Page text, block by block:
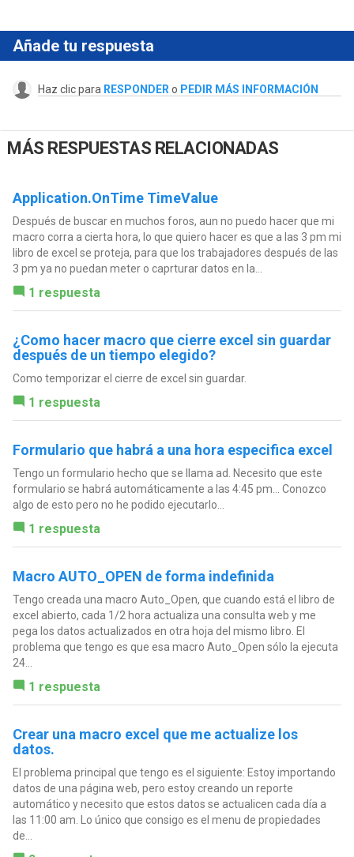
Añade tu respuesta
Haz clic para RESPONDER o PEDIR MÁS INFORMACIÓN
MÁS RESPUESTAS RELACIONADAS
Application.OnTime TimeValue
Después de buscar en muchos foros, aun no puedo hacer que mi
macro corra a cierta hora, lo que quiero hacer es que a las 3 pm mi
libro de excel se proteja, para que los trabajadores después de las
3 pm ya no puedan meter o caprturar datos en la...
1 respuesta
¿Como hacer macro que cierre excel sin guardar
después de un tiempo elegido?
Como temporizar el cierre de excel sin guardar.
1 respuesta
Formulario que habrá a una hora especifica excel
Tengo un formulario hecho que se llama ad. Necesito que este
formulario se habrá automáticamente a las 4:45 pm... Conozco
algo de esto pero no he podido ejecutarlo...
1 respuesta
Macro AUTO_OPEN de forma indefinida
Tengo creada una macro Auto_Open, que cuando está el libro de
excel abierto, cada 1/2 hora actualiza una consulta web y me
pega los datos actualizados en otra hoja del mismo libro. El
problema que tengo es que esa macro Auto_Open sólo la ejecuta
24...
1 respuesta
Crear una macro excel que me actualize los
datos.
El problema principal que tengo es el siguiente: Estoy importando
datos de una página web, pero estoy creando un reporte
automático y necesito que estos datos se actualicen cada día a
las 11:00 am. Lo único que consigo es el menu de propiedades
de...